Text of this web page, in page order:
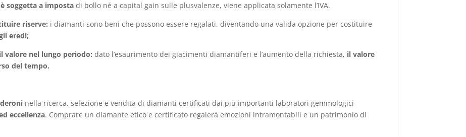
soggetta a imposta di bollo né a capital gain sulle plusvalenze, viene applicata solamente l’IVA.
riserve: i diamanti sono beni che possono essere regalati, diventando una valida opzione per costituire
eredi;
valore nel lungo periodo: dato l’esaurimento dei giacimenti diamantiferi e l’aumento della richiesta, il valore
del tempo.
nella ricerca, selezione e vendita di diamanti certificati dai più importanti laboratori gemmologici
eccellenza. Comprare un diamante etico e certificato regalerà emozioni intramontabili e un patrimonio di